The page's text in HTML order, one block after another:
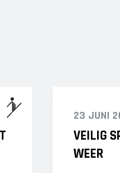
23 JUNI
VEILIG
WEER